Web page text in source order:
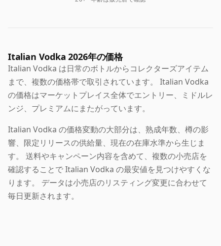
Italian Vodka 2026年の価格
Italian Vodka は日常のボトルからコレクターズアイテム
まで、複数の価格帯で取引されています。 Italian Vodka
の価格はマーケットプレイス全体でエントリー、ミドルレ
ンジ、プレミアムにまたがっています。
Italian Vodka の価格変動の大部分は、熟成年数、樽の影
響、限定リリースの供給量、現在の在庫水準から生じま
す。 送料やキャンペーン内容を含めて、複数の小売店を
確認することで Italian Vodka の最安値を見つけやすくな
ります。 データは小売店のリスティング変更に合わせて
毎日更新されます。